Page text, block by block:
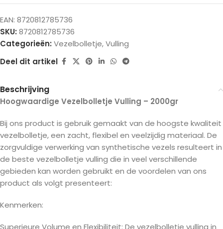
EAN: 8720812785736
SKU: 8720812785736
Categorieën: Vezelbolletje,Vulling
Deel dit artikel
Beschrijving
Hoogwaardige Vezelbolletje Vulling – 2000gr
Bij ons product is gebruik gemaakt van de hoogste kwaliteit
vezelbolletje, een zacht, flexibel en veelzijdig materiaal. De
zorgvuldige verwerking van synthetische vezels resulteert in
de beste vezelbolletje vulling die in veel verschillende
gebieden kan worden gebruikt en de voordelen van ons
product als volgt presenteert:
Kenmerken:
Superieure Volume en Flexibiliteit: De vezelbolletje vulling in